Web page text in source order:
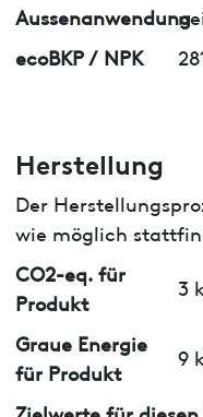
Aussenanwendung
ecoBKP / NPK
Herstellung
Der
wie möglich
CO2-eq. für
Produkt
3
Graue Energie
für Produkt
9